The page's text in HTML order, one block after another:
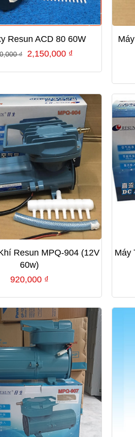
Resun ACD 80 60W
₫
Giá
2,300,000 ₫.
2,150,000 ₫
là:
2,150,000 ₫.
Resun MPQ-904 (12V
60w)
920,000 ₫
Máy